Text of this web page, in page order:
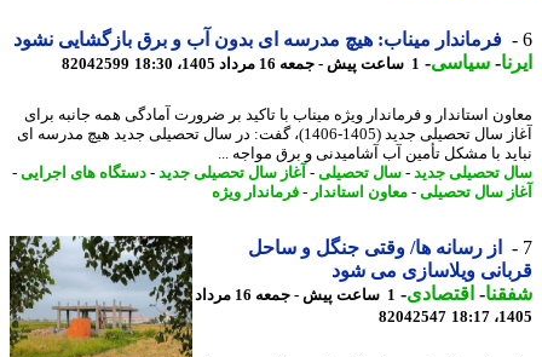
فرماندار میناب: هیچ مدرسه ای بدون آب و برق بازگشایی نشود
-سیاسی-1 ساعت پیش - جمعه 16 مرداد 1405، 18:30 82042599
استاندار و فرماندار ویژه میناب با تاکید بر ضرورت آمادگی همه جانبه برای
آغاز سال تحصیلی جدید (1405-1406)، گفت: در سال تحصیلی جدید هیچ مدرسه ای
با مشکل تأمین آب آشامیدنی و برق مواجه ...
تحصیلی جدید-سال تحصیلی-آغاز سال تحصیلی جدید-دستگاه های اجرایی-
سال تحصیلی-معاون استاندار-فرماندار ویژه
از رسانه ها/ وقتی جنگل و ساحل
ویلاسازی می شود
-اقتصادی-
1 ساعت پیش - جمعه 16 مرداد
82042547